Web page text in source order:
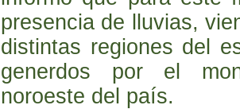
presencia de lluvias,
distintas regiones del
generdos por el
noroeste del país.